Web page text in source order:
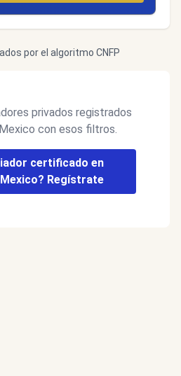
por el algoritmo CNFP
privados registrados
con esos filtros.
certificado en
Regístrate